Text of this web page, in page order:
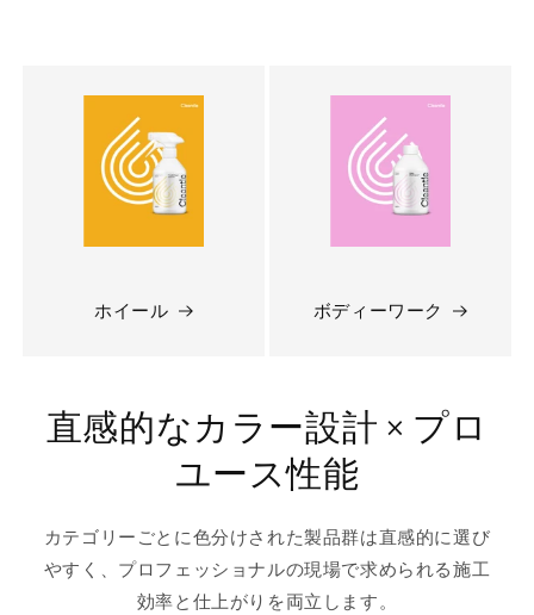
ホイール ボディーワーク
直感的なカラー設計 × プロ
ユース性能
カテゴリーごとに色分けされた製品群は直感的に選び
やすく、プロフェッショナルの現場で求められる施工
効率と仕上がりを両立します。